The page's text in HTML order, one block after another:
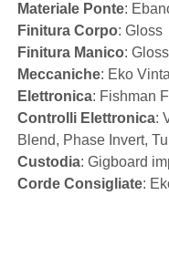
Materiale Ponte:
Finitura Corpo: Gloss
Finitura Manico: Gloss
Meccaniche: Eko
Elettronica: Fishman
Controlli Elettronica:
Blend, Phase Invert,
Custodia: Gigboard
Corde Consigliate: